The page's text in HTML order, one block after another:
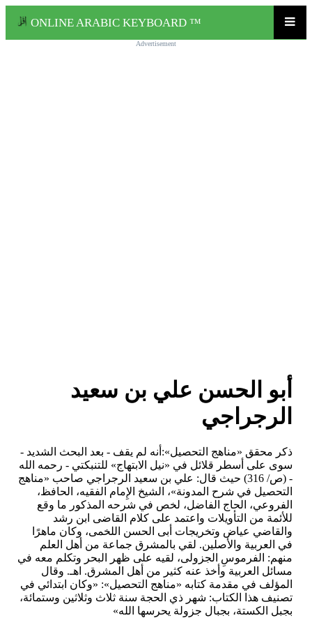
ONLINE ARABIC KEYBOARD ™
Advertisement
أبو الحسن علي بن سعيد
الرجراجي
ذكر محقق «مناهج التحصيل»:أنه لم يقف - بعد البحث الشديد -
سوى على أسطر قلائل في «نيل الابتهاج» للتنبكتي - رحمه الله
- (ص/ 316) حيث قال: علي بن سعيد الرجراجي صاحب «مناهج
التحصيل في شرح المدونة»، الشيخ الإِمام الفقيه، الحافظ،
الفروعي، الحاج الفاضل، لخص في شرحه المذكور ما وقع
للأئمة من التأويلات واعتمد على كلام القاضى ابن رشد
والقاضي عياض وتخريجات أبى الحسن اللخمى، وكان ماهرًا
في العربية والأصلين. لقي بالمشرق جماعة من أهل العلم
منهم: الفرموسِ الجزولى، لقيه على ظهر البحر وتكلم معه في
مسائل العربية وأخذ عنه كثير من أهل المشرق. اهـ. وقال
المؤلف في مقدمة كتابه «مناهج التحصيل»: «وكان ابتدائي في
تصنيف هذا الكتاب: شهر ذي الحجة سنة ثلاث وثلاثين وستمائة،
بجبل الكستة، بجبال جزولة يحرسها الله»